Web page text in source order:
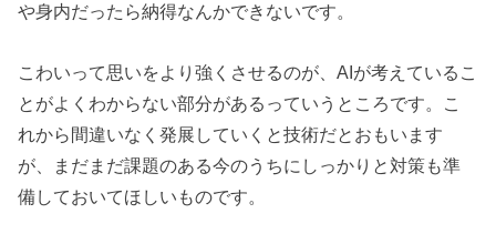
や身内だったら納得なんかできないです。
こわいって思いをより強くさせるのが、AIが考えているこ
とがよくわからない部分があるっていうところです。こ
れから間違いなく発展していくと技術だとおもいます
が、まだまだ課題のある今のうちにしっかりと対策も準
備しておいてほしいものです。